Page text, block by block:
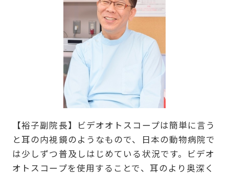
【裕子副院長】ビデオオトスコープは簡単に言う
と耳の内視鏡のようなもので、日本の動物病院で
は少しずつ普及しはじめている状況です。ビデオ
オトスコープを使用することで、耳のより奥深く